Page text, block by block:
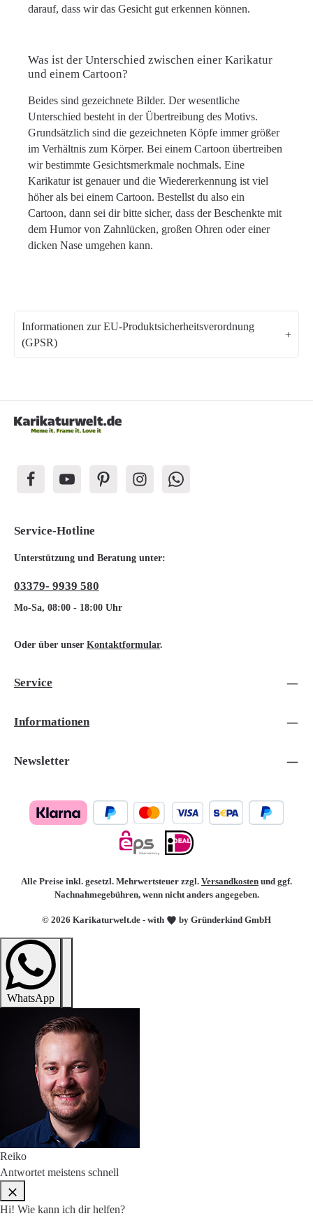
darauf, dass wir das Gesicht gut erkennen können.
Was ist der Unterschied zwischen einer Karikatur
und einem Cartoon?
Beides sind gezeichnete Bilder. Der wesentliche
Unterschied besteht in der Übertreibung des Motivs.
Grundsätzlich sind die gezeichneten Köpfe immer größer
im Verhältnis zum Körper. Bei einem Cartoon übertreiben
wir bestimmte Gesichtsmerkmale nochmals. Eine
Karikatur ist genauer und die Wiedererkennung ist viel
höher als bei einem Cartoon. Bestellst du also ein
Cartoon, dann sei dir bitte sicher, dass der Beschenkte mit
dem Humor von Zahnlücken, großen Ohren oder einer
dicken Nase umgehen kann.
Informationen zur EU-Produktsicherheitsverordnung
(GPSR)
Service-Hotline
Unterstützung und Beratung unter:
03379- 9939 580
Mo-Sa, 08:00 - 18:00 Uhr
Oder über unser Kontaktformular.
Service
Informationen
Newsletter
© 2026 Karikaturwelt.de - with by Gründerkind GmbH
Alle Preise inkl. gesetzl. Mehrwertsteuer zzgl. Versandkosten und ggf.
Nachnahmegebühren, wenn nicht anders angegeben.
WhatsApp
Reiko
Antwortet meistens schnell
Hi! Wie kann ich dir helfen?